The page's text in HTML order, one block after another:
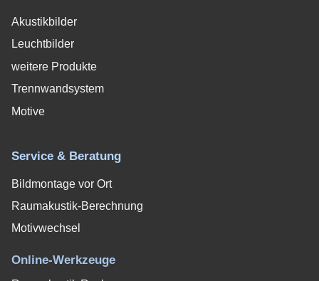
Akustikbilder
Leuchtbilder
weitere Produkte
Trennwandsystem
Motive
Service & Beratung
Bildmontage vor Ort
Raumakustik-Berechnung
Motivwechsel
Online-Werkzeuge